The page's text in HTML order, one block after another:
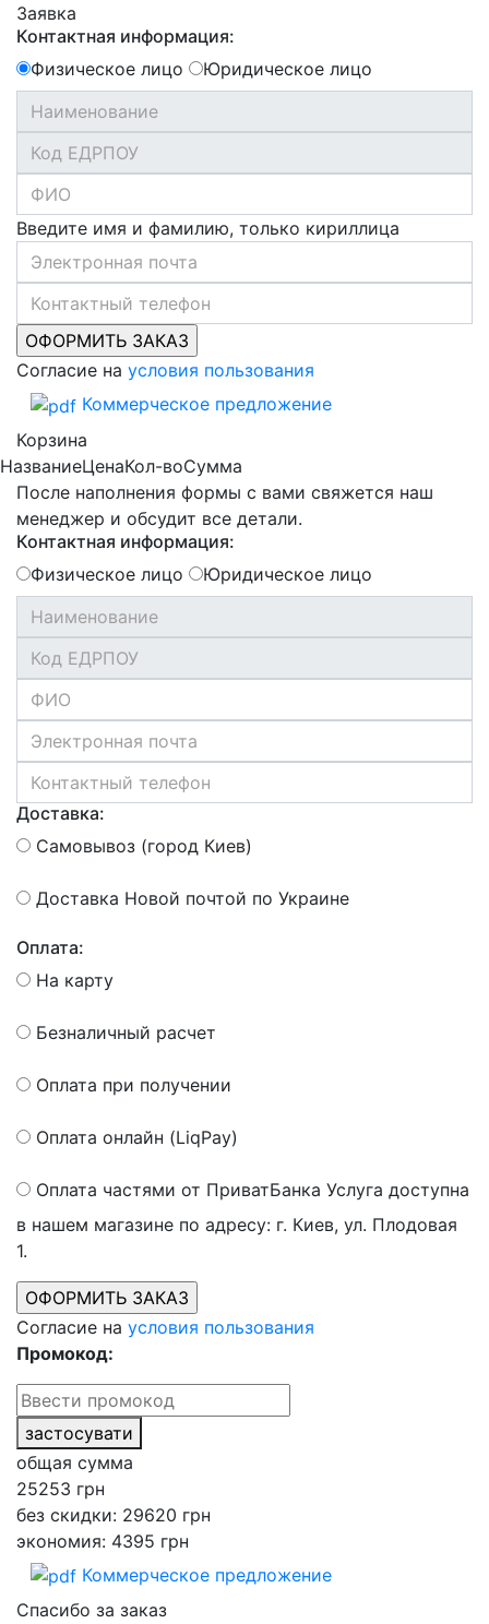
Заявка
Контактная информация:
Физическое лицо
Юридическое лицо
Введите имя и фамилию, только кириллица
Согласие на условия пользования
Коммерческое предложение
Корзина
НазваниеЦенаКол-воСумма
После наполнения формы с вами свяжется наш
менеджер и обсудит все детали.
Контактная информация:
Физическое лицо
Юридическое лицо
Доставка:
Самовывоз (город Киев)
Доставка Новой почтой по Украине
Оплата:
На карту
Безналичный расчет
Оплата при получении
Оплата онлайн (LiqPay)
Оплата частями от ПриватБанка Услуга доступна
в нашем магазине по адресу: г. Киев, ул. Плодовая
1.
Согласие на условия пользования
Промокод:
застосувати
общая сумма
25253 грн
без скидки: 29620 грн
экономия: 4395 грн
Коммерческое предложение
Спасибо за заказ